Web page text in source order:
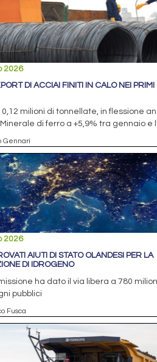
2026
DI ACCIAI FINITI IN CALO NEI PRIMI
milioni di tonnellate, in flessione
di ferro a +5,9% tra gennaio e
Gennari
2026
AIUTI DI STATO OLANDESI PER LA
DI IDROGENO
ha dato il via libera a 780
pubblici
Fusca